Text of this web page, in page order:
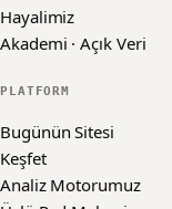
Hayalimiz
Akademi · Açık Veri
PLATFORM
Bugünün Sitesi
Keşfet
Analiz Motorumuz